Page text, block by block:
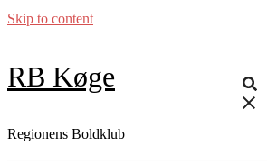
Skip to content
RB Køge
Regionens Boldklub